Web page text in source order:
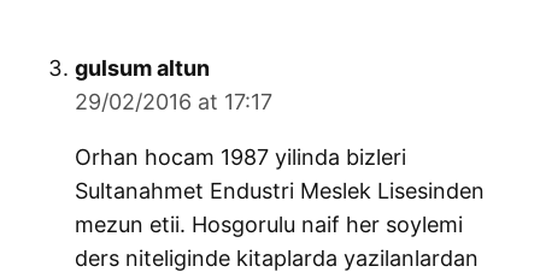
gulsum altunsays:
29/02/2016 at 17:17
Orhan hocam 1987 yilinda bizleri
Sultanahmet Endustri Meslek Lisesinden
mezun etii. Hosgorulu naif her soylemi
ders niteliginde kitaplarda yazilanlardan